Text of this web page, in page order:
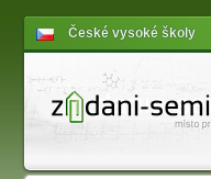
České vysoké školy